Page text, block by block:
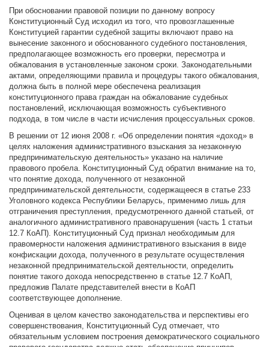
При обосновании правовой позиции по данному вопросу
Конституционный Суд исходил из того, что провозглашенные
Конституцией гарантии судебной защиты включают право на
вынесение законного и обоснованного судебного постановления,
предполагающее возможность его проверки, пересмотра и
обжалования в установленные законом сроки. Законодательными
актами, определяющими правила и процедуры такого обжалования,
должна быть в полной мере обеспечена реализация
конституционного права граждан на обжалование судебных
постановлений, исключающая возможность субъективного
подхода, в том числе в части исчисления процессуальных сроков.
В решении от 12 июня 2008 г. «Об определении понятия «доход» в
целях наложения административного взыскания за незаконную
предпринимательскую деятельность» указано на наличие
правового пробела. Конституционный Суд обратил внимание на то,
что понятие дохода, полученного от незаконной
предпринимательской деятельности, содержащееся в статье 233
Уголовного кодекса Республики Беларусь, применимо лишь для
отграничения преступления, предусмотренного данной статьей, от
аналогичного административного правонарушения (часть 1 статьи
12.7 КоАП). Конституционный Суд признал необходимым для
правомерности наложения административного взыскания в виде
конфискации дохода, полученного в результате осуществления
незаконной предпринимательской деятельности, определить
понятие такого дохода непосредственно в статье 12.7 КоАП,
предложив Палате представителей внести в КоАП
соответствующее дополнение.
Оценивая в целом качество законодательства и перспективы его
совершенствования, Конституционный Суд отмечает, что
обязательным условием построения демократического социального